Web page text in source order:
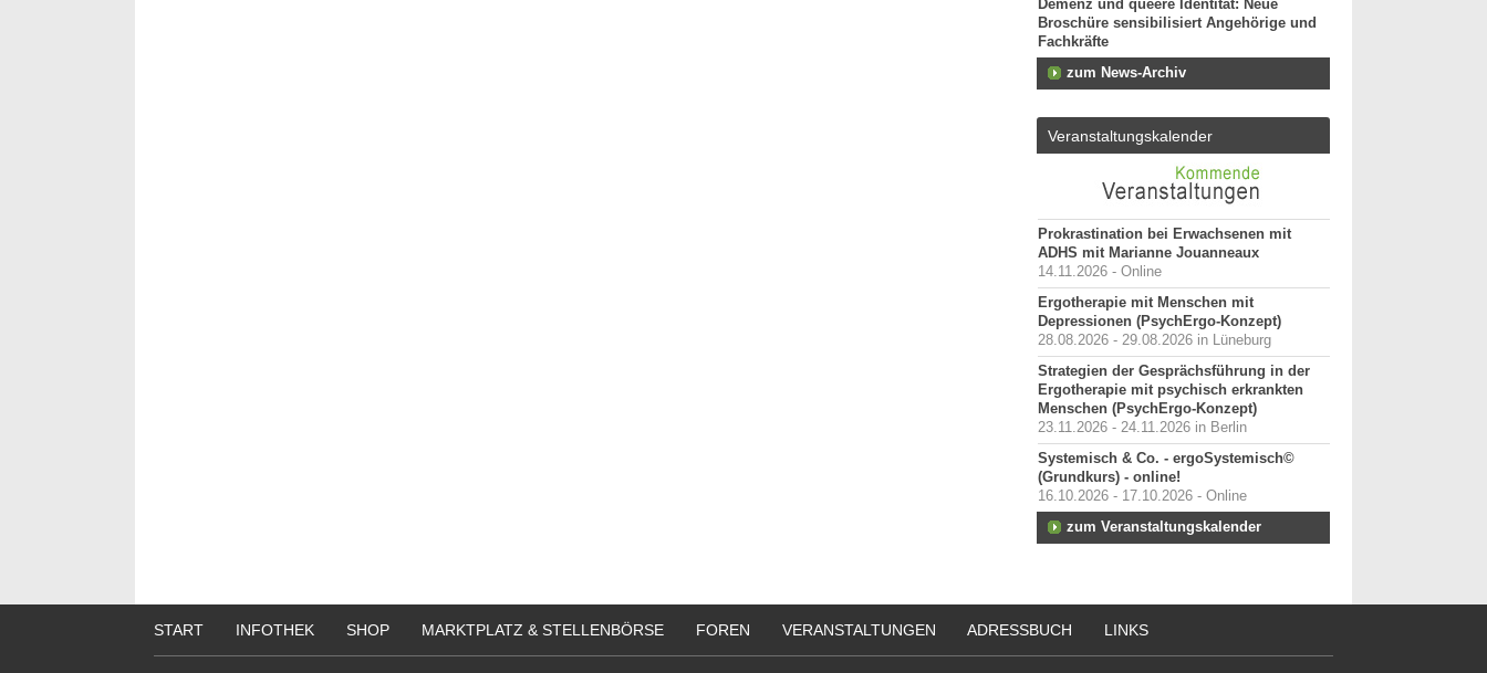
Demenz und queere Identität: Neue
Broschüre sensibilisiert Angehörige und
Fachkräfte
zum News-Archiv
Veranstaltungskalender
Prokrastination bei Erwachsenen mit
ADHS mit Marianne Jouanneaux
14.11.2026 - Online
Ergotherapie mit Menschen mit
Depressionen (PsychErgo-Konzept)
28.08.2026 - 29.08.2026 in Lüneburg
Strategien der Gesprächsführung in der
Ergotherapie mit psychisch erkrankten
Menschen (PsychErgo-Konzept)
23.11.2026 - 24.11.2026 in Berlin
Systemisch & Co. - ergoSystemisch©
(Grundkurs) - online!
16.10.2026 - 17.10.2026 - Online
zum Veranstaltungskalender
START INFOTHEK SHOP MARKTPLATZ & STELLENBÖRSE FOREN VERANSTALTUNGEN ADRESSBUCH LINKS